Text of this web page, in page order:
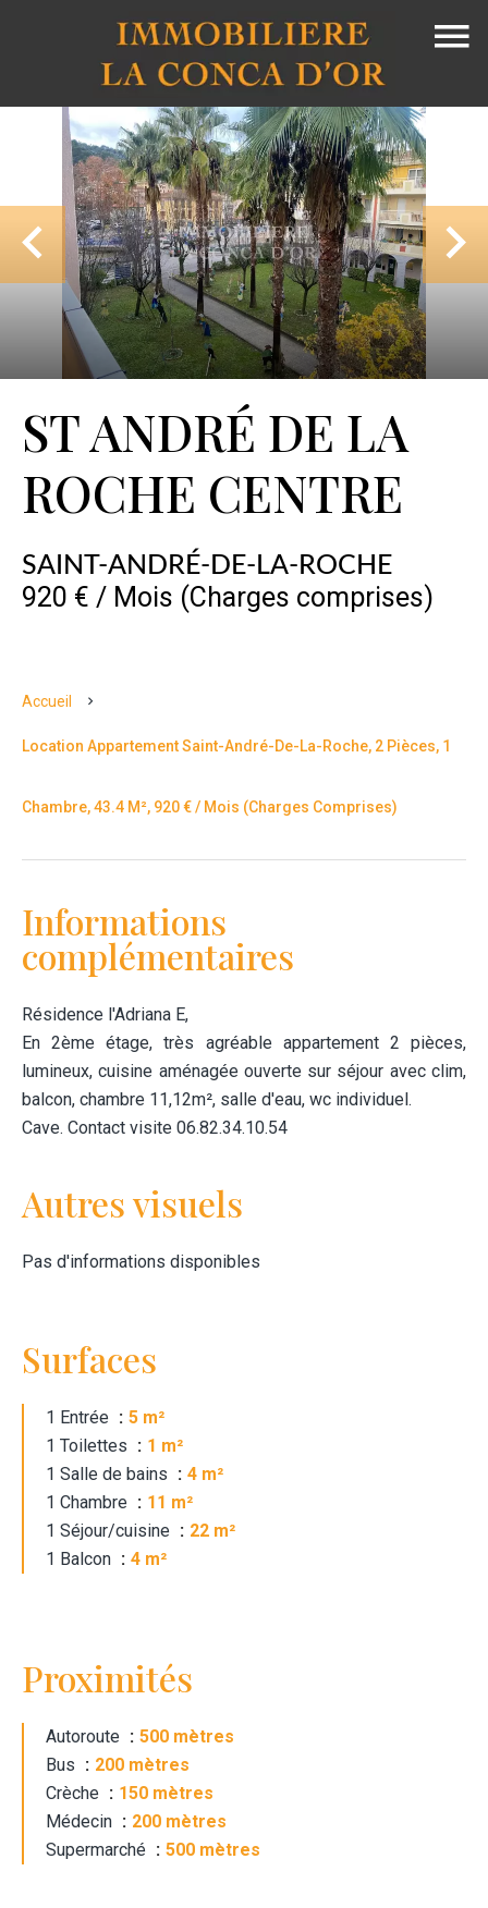
ST ANDRÉ DE LA
ROCHE CENTRE
SAINT-ANDRÉ-DE-LA-ROCHE
920 € / Mois (Charges comprises)
Accueil
Location Appartement Saint-André-De-La-Roche, 2 Pièces, 1
Chambre, 43.4 M², 920 € / Mois (Charges Comprises)
Informations
complémentaires
Résidence l'Adriana E,
En 2ème étage, très agréable appartement 2 pièces,
lumineux, cuisine aménagée ouverte sur séjour avec clim,
balcon, chambre 11,12m², salle d'eau, wc individuel.
Cave. Contact visite 06.82.34.10.54
Autres visuels
Pas d'informations disponibles
Surfaces
1 Entrée
5 m²
1 Toilettes
1 m²
1 Salle de bains
4 m²
1 Chambre
11 m²
1 Séjour/cuisine
22 m²
1 Balcon
4 m²
Proximités
Autoroute
500 mètres
Bus
200 mètres
Crèche
150 mètres
Médecin
200 mètres
Supermarché
500 mètres